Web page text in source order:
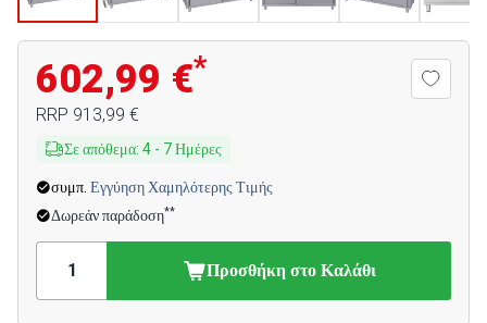
602,99 €*
RRP 913,99 €
Σε απόθεμα: 4 - 7Ημέρες
συμπ. Εγγύηση Χαμηλότερης Τιμής
Δωρεάν παράδοση**
Προσθήκη στο Καλάθι